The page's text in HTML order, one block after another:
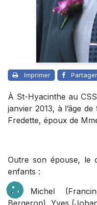
Imprimer Partager
À St-Hyacinthe au
janvier 2013, à l’âge
Fredette, époux de
Outre son épouse, le
enfants :
feu Michel